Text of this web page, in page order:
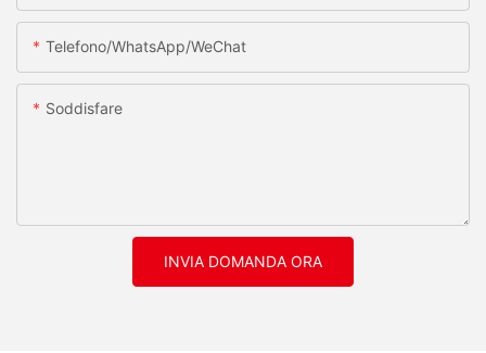
Telefono/WhatsApp/WeChat
Soddisfare
INVIA DOMANDA ORA